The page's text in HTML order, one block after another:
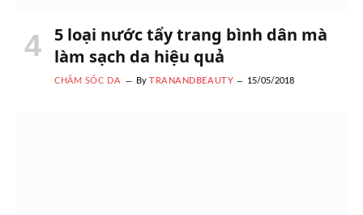
5 loại nước tẩy trang bình dân mà
làm sạch da hiệu quả
CHĂM SÓC DA By TRANANDBEAUTY 15/05/2018